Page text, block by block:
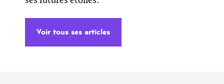
Voir tous ses articles